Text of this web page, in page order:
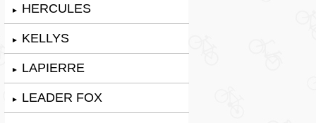
► HERCULES
► KELLYS
► LAPIERRE
► LEADER FOX